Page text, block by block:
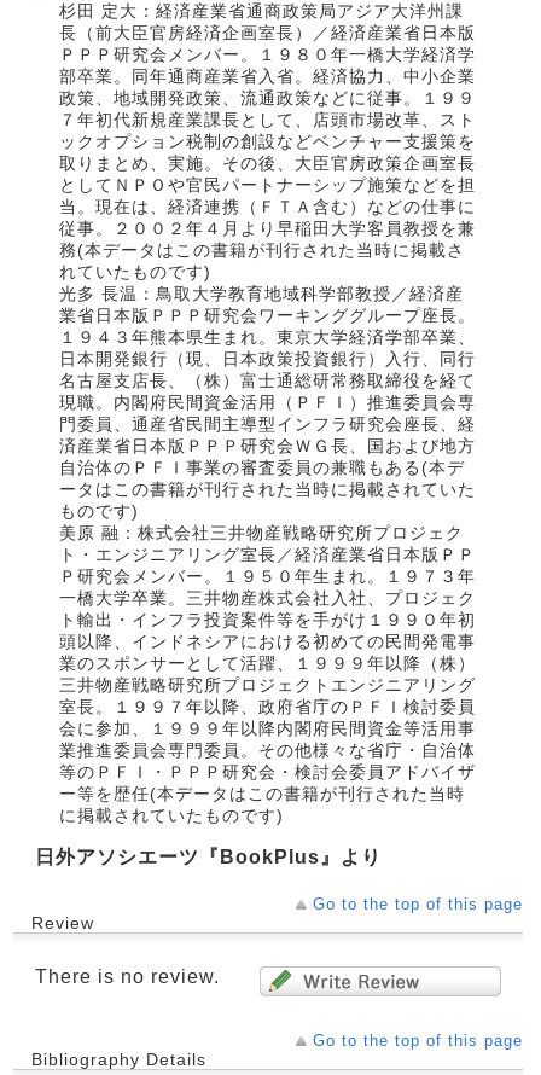
杉田 定大：経済産業省通商政策局アジア大洋州課
長（前大臣官房経済企画室長）／経済産業省日本版
ＰＰＰ研究会メンバー。１９８０年一橋大学経済学
部卒業。同年通商産業省入省。経済協力、中小企業
政策、地域開発政策、流通政策などに従事。１９９
７年初代新規産業課長として、店頭市場改革、スト
ックオプション税制の創設などベンチャー支援策を
取りまとめ、実施。その後、大臣官房政策企画室長
としてＮＰＯや官民パートナーシップ施策などを担
当。現在は、経済連携（ＦＴＡ含む）などの仕事に
従事。２００２年４月より早稲田大学客員教授を兼
務(本データはこの書籍が刊行された当時に掲載さ
れていたものです)
光多 長温：鳥取大学教育地域科学部教授／経済産
業省日本版ＰＰＰ研究会ワーキンググループ座長。
１９４３年熊本県生まれ。東京大学経済学部卒業、
日本開発銀行（現、日本政策投資銀行）入行、同行
名古屋支店長、（株）富士通総研常務取締役を経て
現職。内閣府民間資金活用（ＰＦＩ）推進委員会専
門委員、通産省民間主導型インフラ研究会座長、経
済産業省日本版ＰＰＰ研究会ＷＧ長、国および地方
自治体のＰＦＩ事業の審査委員の兼職もある(本デ
ータはこの書籍が刊行された当時に掲載されていた
ものです)
美原 融：株式会社三井物産戦略研究所プロジェク
ト・エンジニアリング室長／経済産業省日本版ＰＰ
Ｐ研究会メンバー。１９５０年生まれ。１９７３年
一橋大学卒業。三井物産株式会社入社、プロジェク
ト輸出・インフラ投資案件等を手がけ１９９０年初
頭以降、インドネシアにおける初めての民間発電事
業のスポンサーとして活躍、１９９９年以降（株）
三井物産戦略研究所プロジェクトエンジニアリング
室長。１９９７年以降、政府省庁のＰＦＩ検討委員
会に参加、１９９９年以降内閣府民間資金等活用事
業推進委員会専門委員。その他様々な省庁・自治体
等のＰＦＩ・ＰＰＰ研究会・検討会委員アドバイザ
ー等を歴任(本データはこの書籍が刊行された当時
に掲載されていたものです)
日外アソシエーツ『BookPlus』より
Go to the top of this page
Review
There is no review.
Go to the top of this page
Bibliography Details